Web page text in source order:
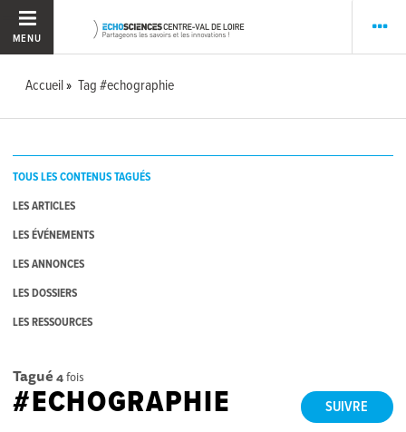
MENU
Accueil Tag #echographie
TOUS LES CONTENUS TAGUÉS
LES ARTICLES
LES ÉVÉNEMENTS
LES ANNONCES
LES DOSSIERS
LES RESSOURCES
Tagué 4fois
SUIVRE
#ECHOGRAPHIE